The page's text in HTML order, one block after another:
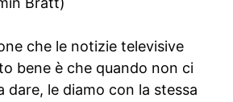
che le notizie televisive
bene è che quando non ci
dare, le diamo con la stessa